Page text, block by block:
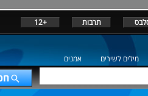
תרבות +12
מילים לשירים אמנים